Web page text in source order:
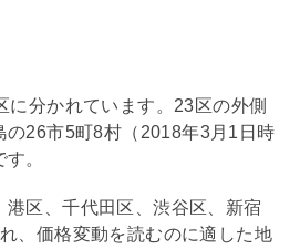
に分かれています。23区の外側
の26市5町8村（2018年3月1日時
。
港区、千代田区、渋谷区、新宿
、価格変動を読むのに適した地